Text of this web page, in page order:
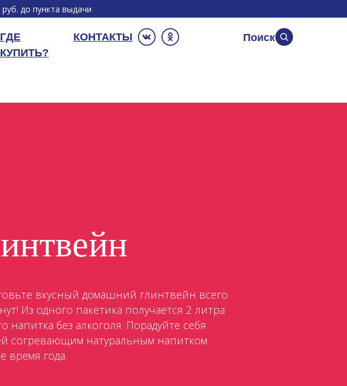
до пункта выдачи
ГДЕ
КУПИТЬ?
КОНТАКТЫ Поиск
вкусный домашний глинтвейн всего
Из одного пакетика получается 2 литра
напитка без алкоголя. Порадуйте себя
согревающим натуральным напитком
время года.